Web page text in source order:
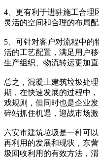
4、更有利于进驻施工合理
灵活的空间和合理的布局
5、可针对客户对流程中的
活的工艺配置，满足用户
生产组织、物流转运更加
总之，混凝土建筑垃圾处
期，在快速发展的过程中
戏规则，但同时也是企业
碎站抓住机遇，迎战市场激
六安市建筑垃圾是一种可
再利用的发展和现状，东
圾回收利用的有效方法，